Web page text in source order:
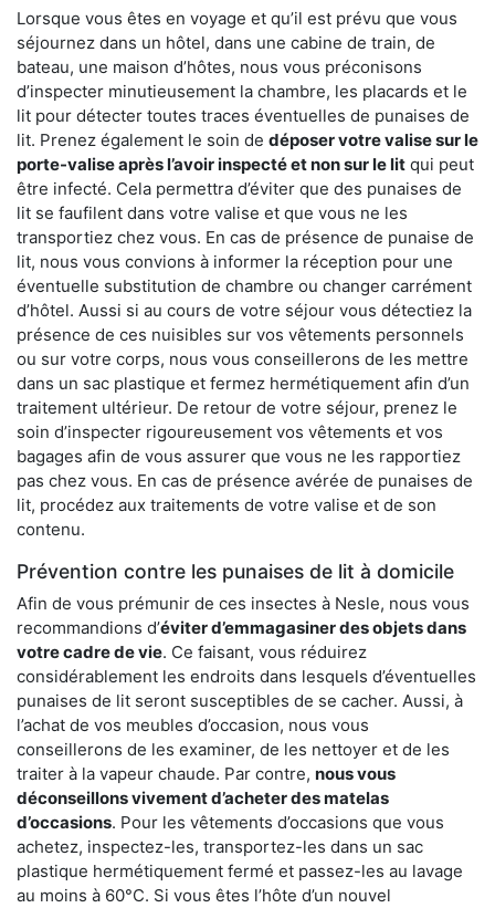
Lorsque vous êtes en voyage et qu’il est prévu que vous
séjournez dans un hôtel, dans une cabine de train, de
bateau, une maison d’hôtes, nous vous préconisons
d’inspecter minutieusement la chambre, les placards et le
lit pour détecter toutes traces éventuelles de punaises de
lit. Prenez également le soin de déposer votre valise sur le
porte-valise après l’avoir inspecté et non sur le lit qui peut
être infecté. Cela permettra d’éviter que des punaises de
lit se faufilent dans votre valise et que vous ne les
transportiez chez vous. En cas de présence de punaise de
lit, nous vous convions à informer la réception pour une
éventuelle substitution de chambre ou changer carrément
d’hôtel. Aussi si au cours de votre séjour vous détectiez la
présence de ces nuisibles sur vos vêtements personnels
ou sur votre corps, nous vous conseillerons de les mettre
dans un sac plastique et fermez hermétiquement afin d’un
traitement ultérieur. De retour de votre séjour, prenez le
soin d’inspecter rigoureusement vos vêtements et vos
bagages afin de vous assurer que vous ne les rapportiez
pas chez vous. En cas de présence avérée de punaises de
lit, procédez aux traitements de votre valise et de son
contenu.
Prévention contre les punaises de lit à domicile
Afin de vous prémunir de ces insectes à Nesle, nous vous
recommandions d’éviter d’emmagasiner des objets dans
votre cadre de vie. Ce faisant, vous réduirez
considérablement les endroits dans lesquels d’éventuelles
punaises de lit seront susceptibles de se cacher. Aussi, à
l’achat de vos meubles d’occasion, nous vous
conseillerons de les examiner, de les nettoyer et de les
traiter à la vapeur chaude. Par contre, nous vous
déconseillons vivement d’acheter des matelas
d’occasions. Pour les vêtements d’occasions que vous
achetez, inspectez-les, transportez-les dans un sac
plastique hermétiquement fermé et passez-les au lavage
au moins à 60°C. Si vous êtes l’hôte d’un nouvel